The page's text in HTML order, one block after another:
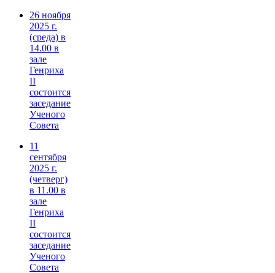
26 ноября
2025 г.
(среда) в
14.00 в
зале
Генриха
II
состоится
заседание
Ученого
Совета
11
сентября
2025 г.
(четверг)
в 11.00 в
зале
Генриха
II
состоится
заседание
Ученого
Совета